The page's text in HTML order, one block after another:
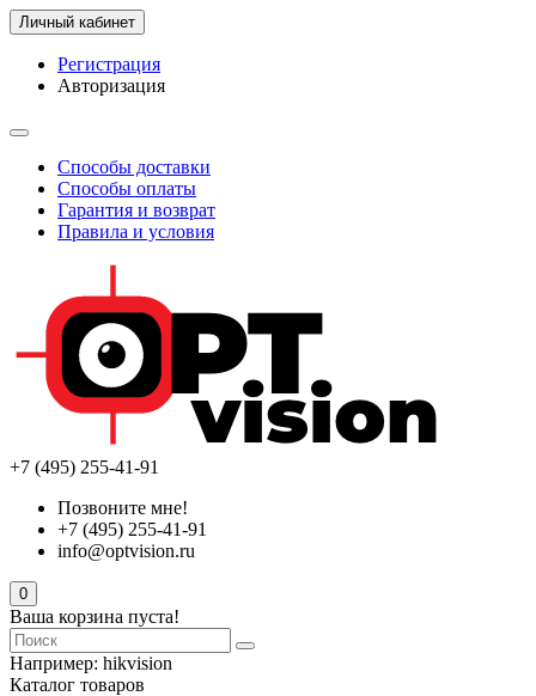
Личный кабинет
Регистрация
Авторизация
Способы доставки
Способы оплаты
Гарантия и возврат
Правила и условия
+7 (495) 255-41-91
Позвоните мне!
+7 (495) 255-41-91
info@optvision.ru
0
Ваша корзина пуста!
Например: hikvision
Каталог товаров